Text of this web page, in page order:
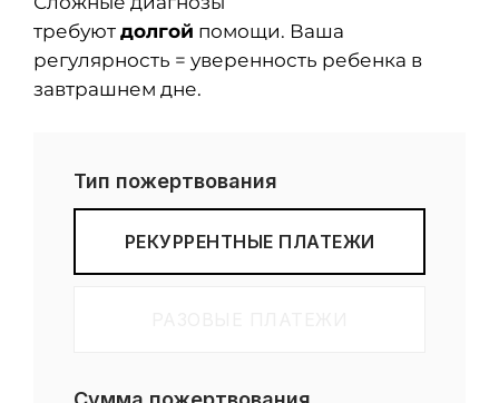
требуют долгой помощи. Ваша
регулярность = уверенность ребенка в
завтрашнем дне.
Тип пожертвования
РЕКУРРЕНТНЫЕ ПЛАТЕЖИ